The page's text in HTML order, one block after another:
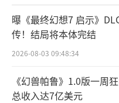
曝《最终幻想7 启示》
传！结局将本体完结
2026-08-03 09:48:34
《幻兽帕鲁》1.0版一周
总收入达7亿美元